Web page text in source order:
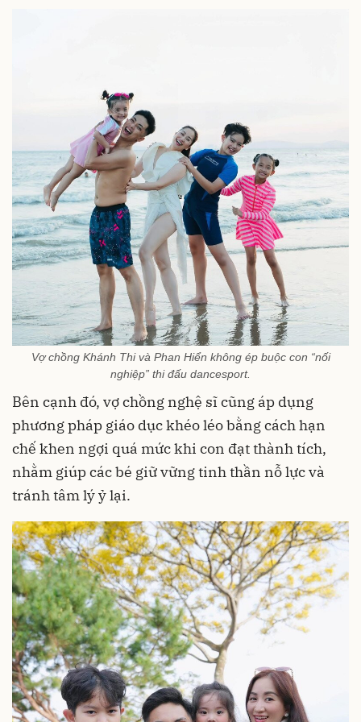
Vợ chồng Khánh Thi và Phan Hiển không ép buộc con “nối
nghiệp” thi đấu dancesport.
Bên cạnh đó, vợ chồng nghệ sĩ cũng áp dụng
phương pháp giáo dục khéo léo bằng cách hạn
chế khen ngợi quá mức khi con đạt thành tích,
nhằm giúp các bé giữ vững tinh thần nỗ lực và
tránh tâm lý ỷ lại.